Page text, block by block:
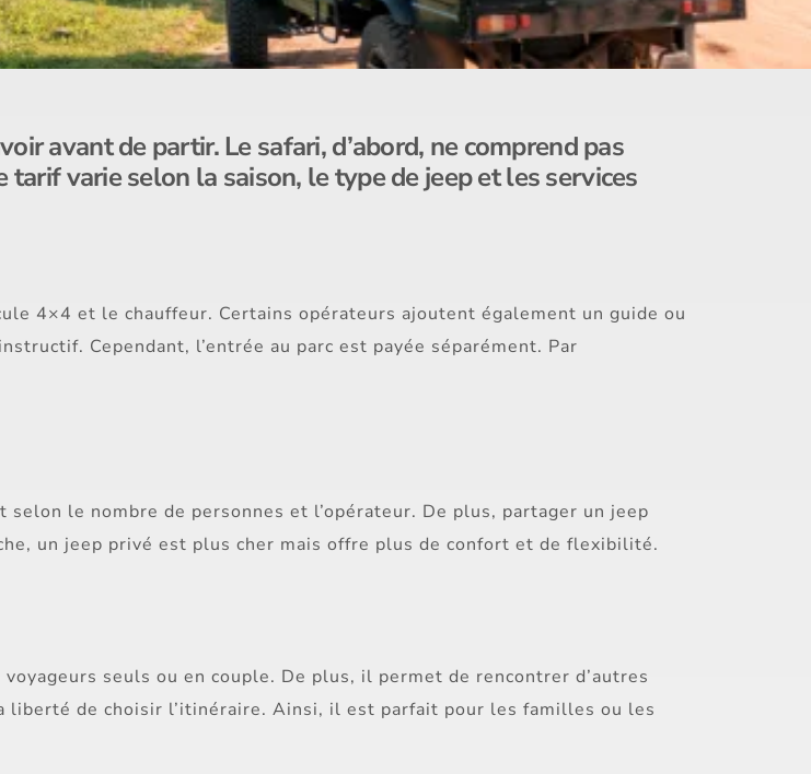
avant de partir. Le safari, d’abord, ne comprend pas
varie selon la saison, le type de jeep et les services
4×4 et le chauffeur. Certains opérateurs ajoutent également un guide ou
Cependant, l’entrée au parc est payée séparément. Par
le nombre de personnes et l’opérateur. De plus, partager un jeep
un jeep privé est plus cher mais offre plus de confort et de flexibilité.
seuls ou en couple. De plus, il permet de rencontrer d’autres
liberté de choisir l’itinéraire. Ainsi, il est parfait pour les familles ou les